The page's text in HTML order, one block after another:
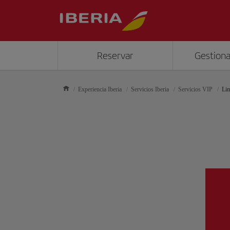
Reservar
Experiencia Iberia Servicios Iberia Servicios VIP